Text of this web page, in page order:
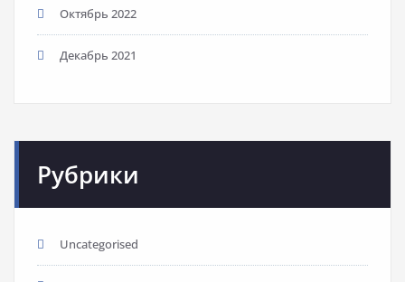
Октябрь 2022
Декабрь 2021
Рубрики
Uncategorised